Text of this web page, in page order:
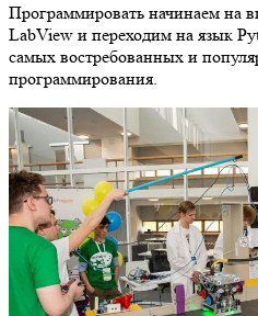
Программировать начинаем на
LabView и переходим на язык
самых востребованных и
программирования.